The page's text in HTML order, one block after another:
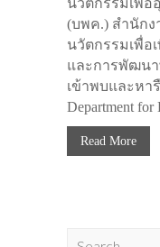
(บพค.) สำนักง
นวัตกรรมเพื่อ
และการพัฒน
เข้าพบและหา
Department for
Read More